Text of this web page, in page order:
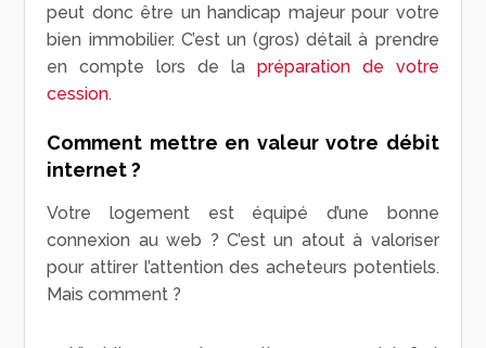
peut donc être un handicap majeur pour votre
bien immobilier. C’est un (gros) détail à prendre
en compte lors de la préparation de votre
cession.
Comment mettre en valeur votre débit
internet ?
Votre logement est équipé d’une bonne
connexion au web ? C’est un atout à valoriser
pour attirer l’attention des acheteurs potentiels.
Mais comment ?